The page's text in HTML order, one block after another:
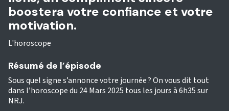
boostera votre confiance et votre
motivation.
L'horoscope
Résumé de l’épisode
Sous quel signe s’annonce votre journée ? On vous dit tout
dans l’horoscope du 24 Mars 2025 tous les jours à 6h35 sur
NRJ.